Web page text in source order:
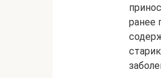
ранее